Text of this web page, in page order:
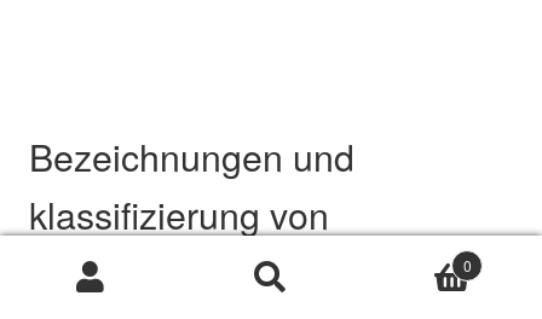
Bezeichnungen und
klassifizierung von
Thermorollen
0